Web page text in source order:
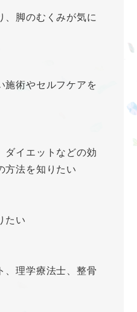
、脚のむくみが気に
施術やセルフケアを
ダイエットなどの効
方法を知りたい
たい
、理学療法士、整骨